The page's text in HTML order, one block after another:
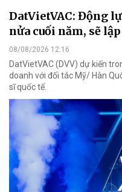
DatVietVAC: Động
nửa cuối năm, sẽ
08/08/2026 12:16
DatVietVAC (DVV) dự kiến
doanh với đối tác Mỹ/ Hàn
sĩ quốc tế.